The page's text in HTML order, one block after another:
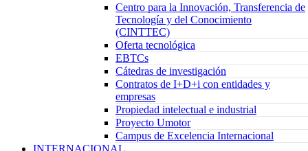
Centro para la Innovación, Transferencia de
Tecnología y del Conocimiento
(CINTTEC)
Oferta tecnológica
EBTCs
Cátedras de investigación
Contratos de I+D+i con entidades y
empresas
Propiedad intelectual e industrial
Proyecto Umotor
Campus de Excelencia Internacional
INTERNACIONAL